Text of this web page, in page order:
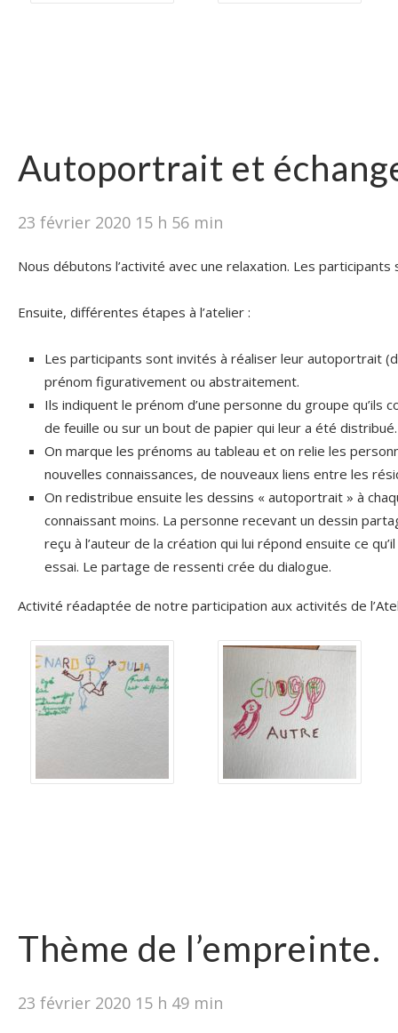
Autoportrait et
23 février 2020 15 h 56 min
Nous débutons l’activité avec une relaxation. Les
Ensuite, différentes étapes à l’atelier :
Les participants sont invités à réaliser leur autoportrait
prénom figurativement ou abstraitement.
Ils indiquent le prénom d’une personne du groupe qu’ils
de feuille ou sur un bout de papier qui leur a été distribué.
On marque les prénoms au tableau et on relie les
nouvelles connaissances, de nouveaux liens entre les
On redistribue ensuite les dessins « autoportrait » à
connaissant moins. La personne recevant un dessin
reçu à l’auteur de la création qui lui répond ensuite ce
essai. Le partage de ressenti crée du dialogue.
Activité réadaptée de notre participation aux activités de
Thème de l’empreinte.
23 février 2020 15 h 49 min